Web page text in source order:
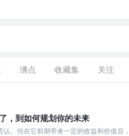
沸点 收藏集 关注
，到如何规划你的未来
。但在它前期带来一定的收益和价值后